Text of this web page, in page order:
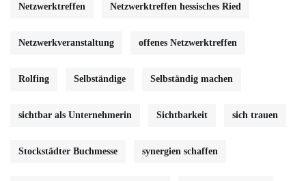
Netzwerktreffen Netzwerktreffen hessisches Ried
Netzwerkveranstaltung offenes Netzwerktreffen
Rolfing Selbständige Selbständig machen
sichtbar als Unternehmerin Sichtbarkeit sich trauen
Stockstädter Buchmesse synergien schaffen